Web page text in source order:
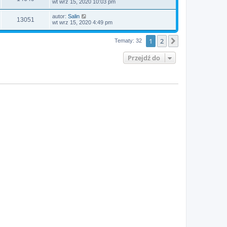
wt wrz 15, 2020 10:03 pm
13051 autor: Salin
wt wrz 15, 2020 4:49 pm
Tematy: 32 1 2
Przejdź do